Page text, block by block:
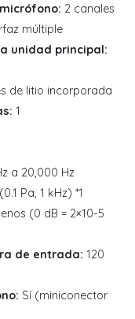
2 canales
múltiple
unidad principal:
de litio incorporada
1
a 20,000 Hz
Pa, 1 kHz) *1
(0 dB = 2×10-5
de entrada: 120
Sí (miniconector